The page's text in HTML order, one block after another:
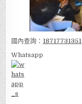
國內查詢： 18717731351
Whatsapp